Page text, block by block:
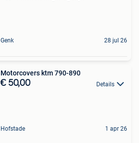
Genk 28 jul 26
Motorcovers ktm 790-890
€ 50,00 Details
Hofstade 1 apr 26